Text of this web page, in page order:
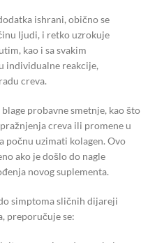
ishrani, obično se
ljudi, i retko uzrokuje
kao i sa svakim
individualne reakcije,
creva.
probavne smetnje, kao što
creva ili promene u
počnu uzimati kolagen. Ovo
ako je došlo do nagle
novog suplementa.
simptoma sličnih dijareji
preporučuje se: